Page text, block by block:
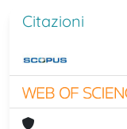
Citazioni